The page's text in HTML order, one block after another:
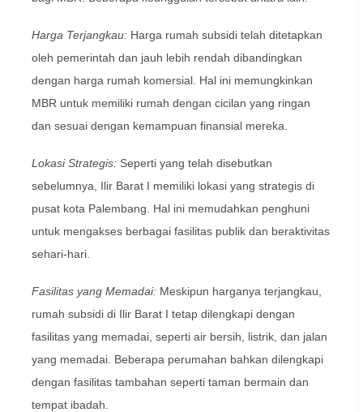
Harga Terjangkau:Harga rumah subsidi telah ditetapkan
oleh pemerintah dan jauh lebih rendah dibandingkan
dengan harga rumah komersial. Hal ini memungkinkan
MBR untuk memiliki rumah dengan cicilan yang ringan
dan sesuai dengan kemampuan finansial mereka.
Lokasi Strategis:Seperti yang telah disebutkan
sebelumnya, Ilir Barat I memiliki lokasi yang strategis di
pusat kota Palembang. Hal ini memudahkan penghuni
untuk mengakses berbagai fasilitas publik dan beraktivitas
sehari-hari.
Fasilitas yang Memadai:Meskipun harganya terjangkau,
rumah subsidi di Ilir Barat I tetap dilengkapi dengan
fasilitas yang memadai, seperti air bersih, listrik, dan jalan
yang memadai. Beberapa perumahan bahkan dilengkapi
dengan fasilitas tambahan seperti taman bermain dan
tempat ibadah.